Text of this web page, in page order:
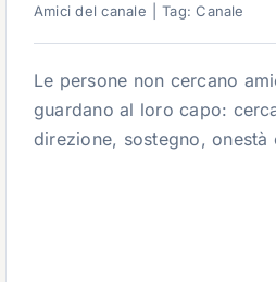
Amici del canale
Tag:Canale
Le persone non cercano
guardano al loro capo:
direzione, sostegno, onestà